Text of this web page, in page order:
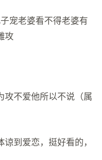
宠老婆看不得老婆有
攻
攻不爱他所以不说（属
到爱恋，挺好看的，